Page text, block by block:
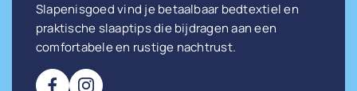
Slapenisgoed vind je betaalbaar bedtextiel en
praktische slaaptips die bijdragen aan een
comfortabele en rustige nachtrust.